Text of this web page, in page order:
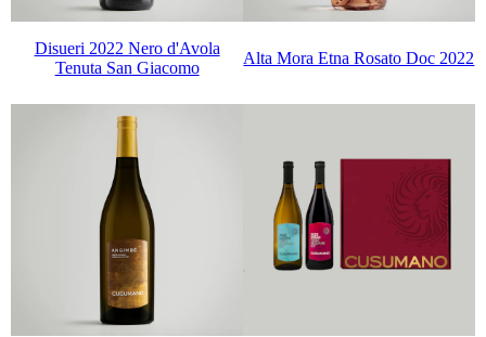
Disueri 2022 Nero d'Avola
Tenuta San Giacomo
Alta Mora Etna Rosato Doc 2022